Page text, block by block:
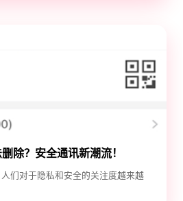
除？安全通讯新潮流！
们对于隐私和安全的关注度越来越